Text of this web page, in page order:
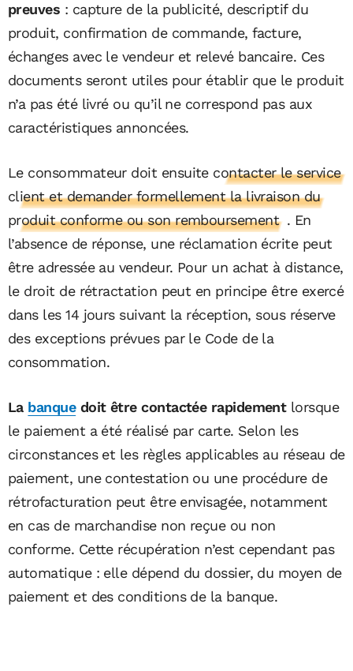
preuves : capture de la publicité, descriptif du
produit, confirmation de commande, facture,
échanges avec le vendeur et relevé bancaire. Ces
documents seront utiles pour établir que le produit
n’a pas été livré ou qu’il ne correspond pas aux
caractéristiques annoncées.
Le consommateur doit ensuite contacter le service
client et demander formellement la livraison du
produit conforme ou son remboursement . En
l’absence de réponse, une réclamation écrite peut
être adressée au vendeur. Pour un achat à distance,
le droit de rétractation peut en principe être exercé
dans les 14 jours suivant la réception, sous réserve
des exceptions prévues par le Code de la
consommation.
La banquedoit être contactée rapidementlorsque
le paiement a été réalisé par carte. Selon les
circonstances et les règles applicables au réseau de
paiement, une contestation ou une procédure de
rétrofacturation peut être envisagée, notamment
en cas de marchandise non reçue ou non
conforme. Cette récupération n’est cependant pas
automatique : elle dépend du dossier, du moyen de
paiement et des conditions de la banque.